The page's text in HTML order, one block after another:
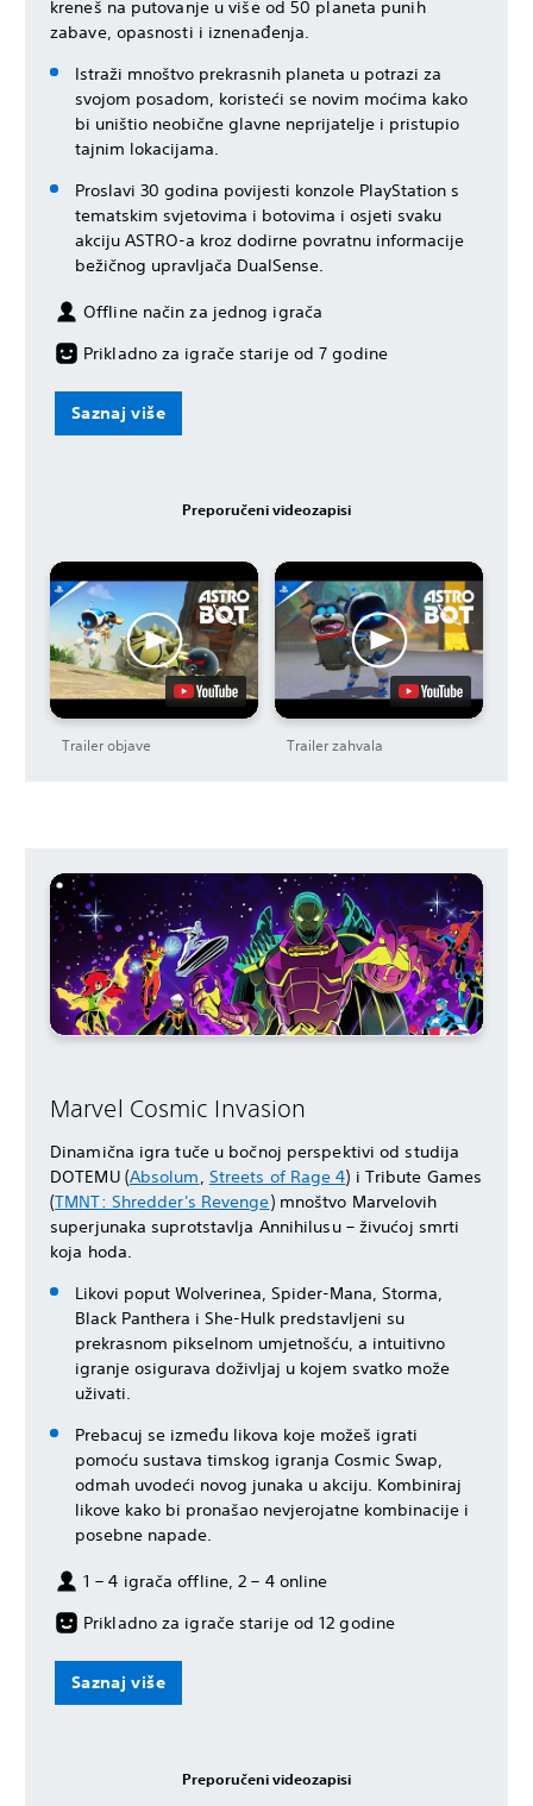
kreneš na putovanje u više od 50 planeta punih
zabave, opasnosti i iznenađenja.
Istraži mnoštvo prekrasnih planeta u potrazi za
svojom posadom, koristeći se novim moćima kako
bi uništio neobične glavne neprijatelje i pristupio
tajnim lokacijama.
Proslavi 30 godina povijesti konzole PlayStation s
tematskim svjetovima i botovima i osjeti svaku
akciju ASTRO-a kroz dodirne povratnu informacije
bežičnog upravljača DualSense.
Offline način za jednog igrača
Prikladno za igrače starije od 7 godine
Saznaj više
Preporučeni videozapisi
Trailer objave Trailer zahvala
Marvel Cosmic Invasion
Dinamična igra tuče u bočnoj perspektivi od studija
DOTEMU (Absolum, Streets of Rage 4) i Tribute Games
(TMNT: Shredder's Revenge) mnoštvo Marvelovih
superjunaka suprotstavlja Annihilusu – živućoj smrti
koja hoda.
Likovi poput Wolverinea, Spider-Mana, Storma,
Black Panthera i She-Hulk predstavljeni su
prekrasnom pikselnom umjetnošću, a intuitivno
igranje osigurava doživljaj u kojem svatko može
uživati.
Prebacuj se između likova koje možeš igrati
pomoću sustava timskog igranja Cosmic Swap,
odmah uvodeći novog junaka u akciju. Kombiniraj
likove kako bi pronašao nevjerojatne kombinacije i
posebne napade.
1 – 4 igrača offline, 2 – 4 online
Prikladno za igrače starije od 12 godine
Saznaj više
Preporučeni videozapisi